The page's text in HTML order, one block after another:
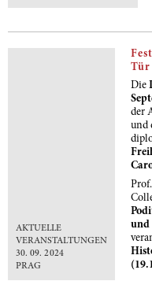
AKTUELLE
VERANSTALTUNGEN
30. 09. 2024
PRAG
Tür
Die
der
und
und